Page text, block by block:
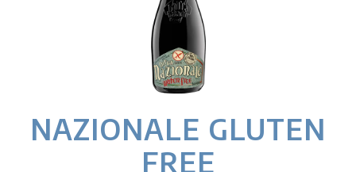
NAZIONALE GLUTEN
FREE